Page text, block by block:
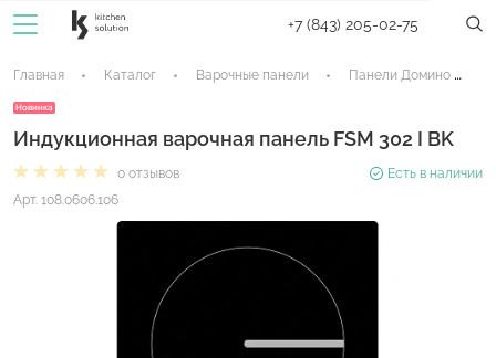
+7 (843) 205-02-75
Главная Каталог Варочные панели Панели Домино
Новинка
Индукционная варочная панель FSM 302 I BK
0 отзывов
Есть в наличии
Арт. 108.0606.106